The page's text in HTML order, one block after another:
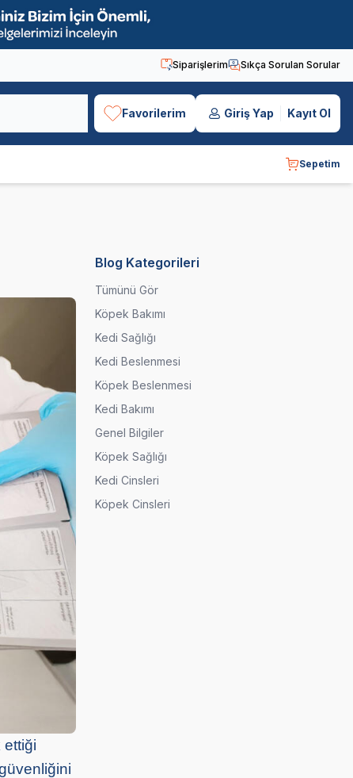
Siparişlerim Sıkça Sorulan Sorular
Favorilerim Giriş Yap Kayıt Ol
Sepetim
ettiği
Blog Kategorileri
Tümünü Gör
Köpek Bakımı
Kedi Sağlığı
Kedi Beslenmesi
Köpek Beslenmesi
Kedi Bakımı
Genel Bilgiler
Köpek Sağlığı
Kedi Cinsleri
Köpek Cinsleri